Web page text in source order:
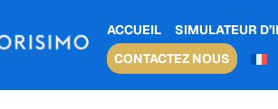
ACCUEIL SIMULATEUR
CONTACTEZ NOUS